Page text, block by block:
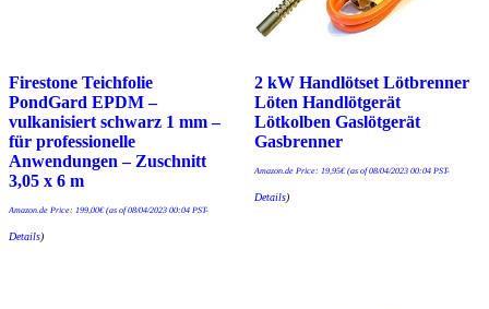
Firestone Teichfolie
PondGard EPDM –
vulkanisiert schwarz 1 mm –
für professionelle
Anwendungen – Zuschnitt
3,05 x 6 m
Amazon.de Price: 199,00€(as of 08/04/2023 00:04 PST-
Details)
2 kW Handlötset Lötbrenner
Löten Handlötgerät
Lötkolben Gaslötgerät
Gasbrenner
Amazon.de Price: 19,95€(as of 08/04/2023 00:04 PST-
Details)